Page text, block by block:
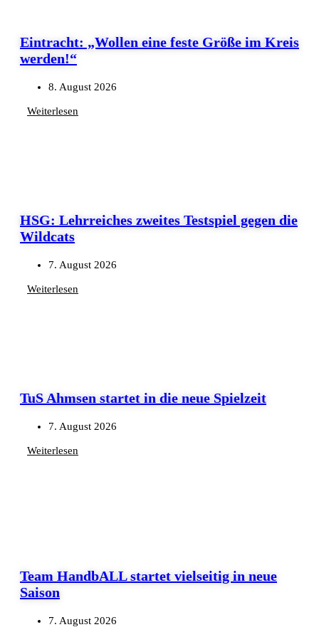
Eintracht: „Wollen eine feste Größe im Kreis
werden!“
8. August 2026
Weiterlesen
HSG: Lehrreiches zweites Testspiel gegen die
Wildcats
7. August 2026
Weiterlesen
TuS Ahmsen startet in die neue Spielzeit
7. August 2026
Weiterlesen
Team HandbALL startet vielseitig in neue
Saison
7. August 2026